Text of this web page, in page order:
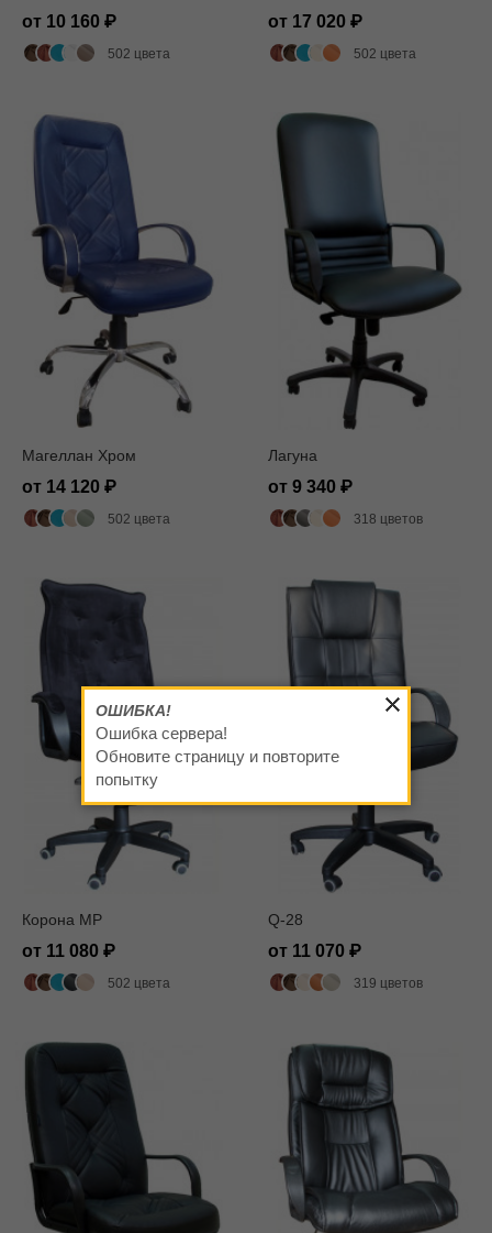
от 10 160
502 цвета
от 17 020
502 цвета
Магеллан Хром
от 14 120
502 цвета
Лагуна
от 9 340
318 цветов
Корона MP
от 11 080
502 цвета
Q-28
от 11 070
319 цветов
ОШИБКА!
Ошибка сервера!
Обновите страницу и повторите
попытку